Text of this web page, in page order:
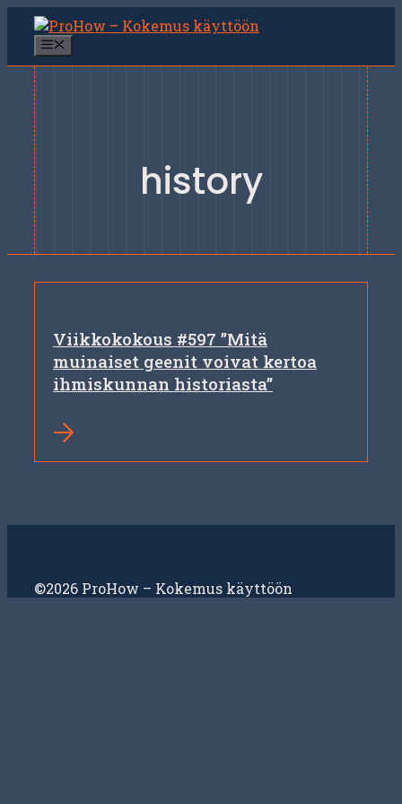
Siirry
sisältöön
history
Viikkokokous #597 ”Mitä
muinaiset geenit voivat kertoa
ihmiskunnan historiasta”
©2026 ProHow – Kokemus käyttöön